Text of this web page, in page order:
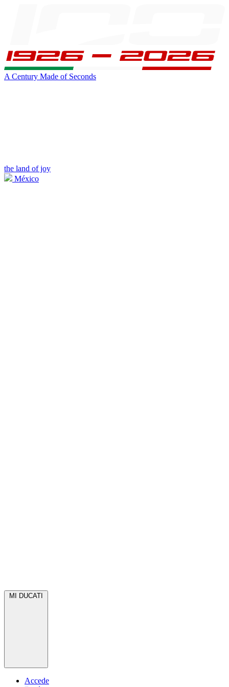
A Century Made of Seconds
the land of joy
México
MI DUCATI
Accede